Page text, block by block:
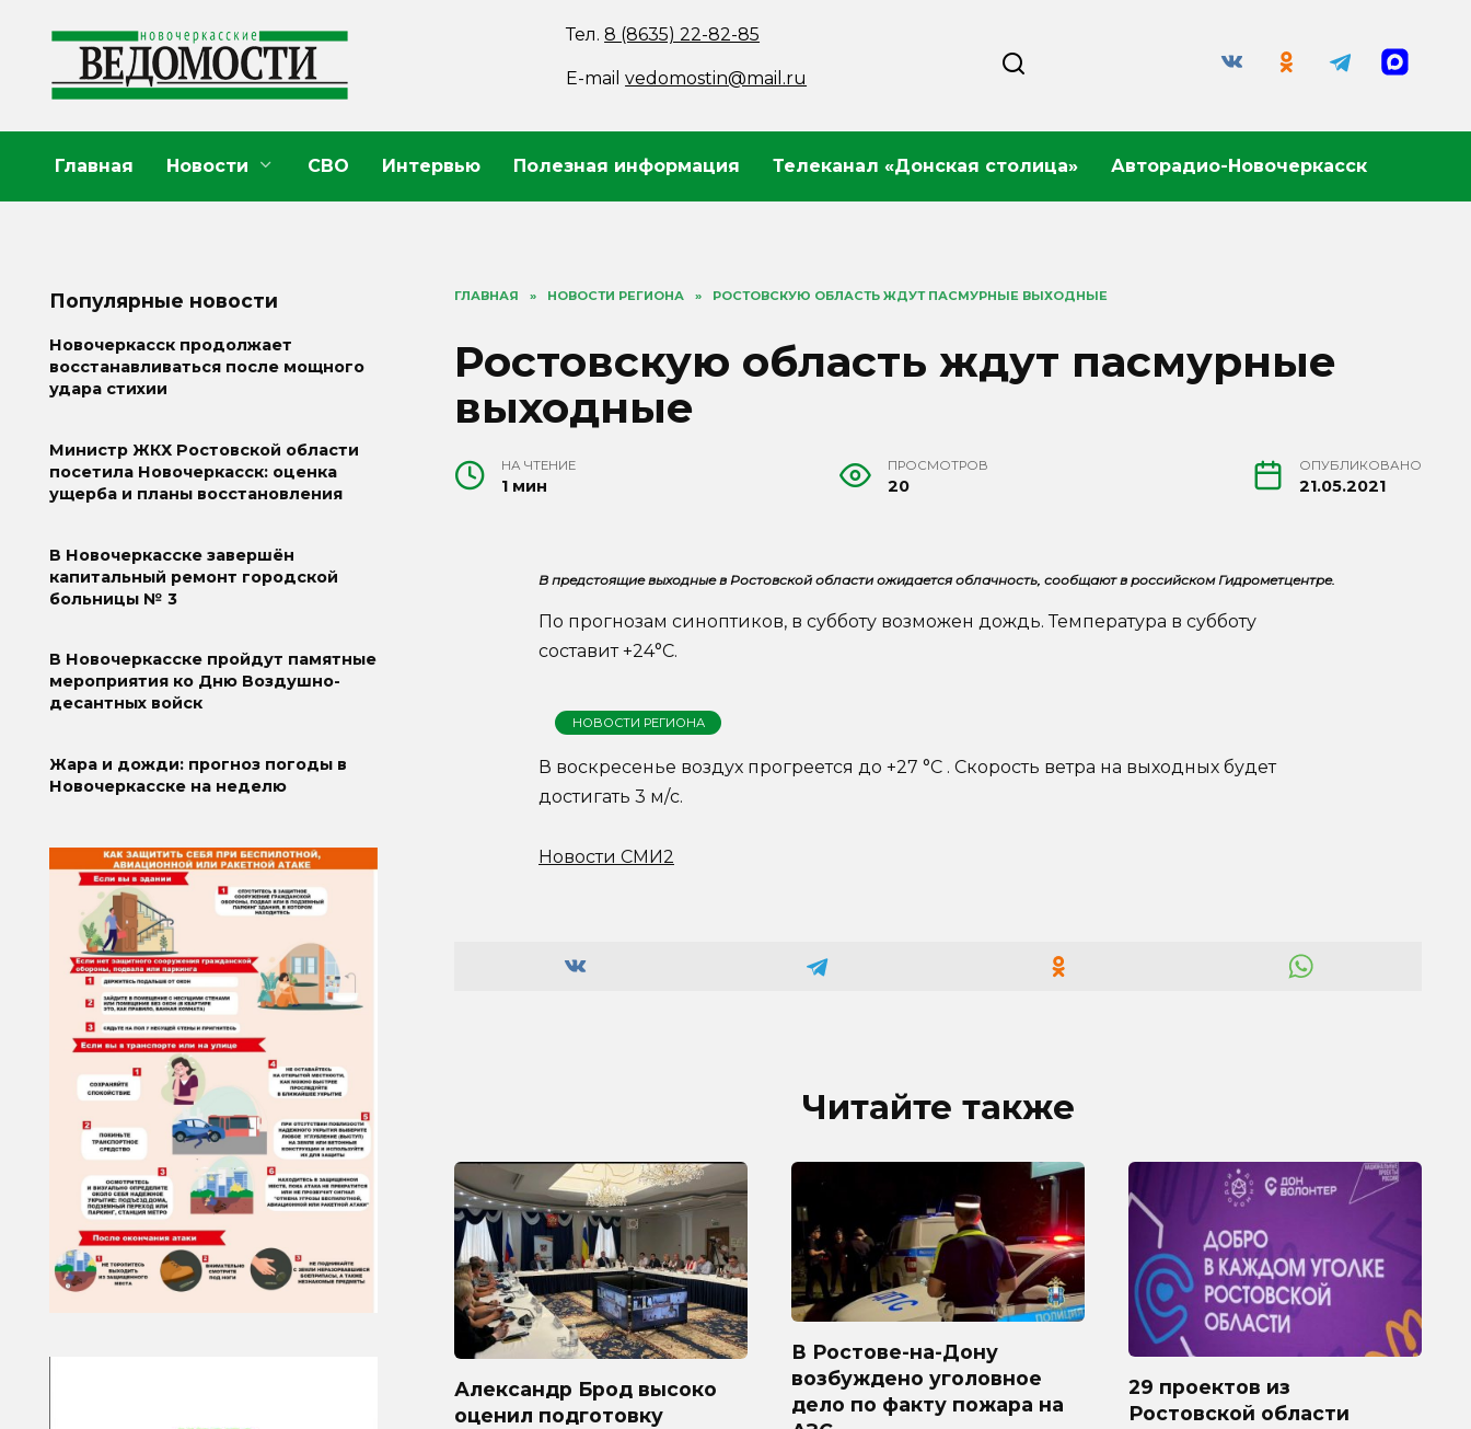
содержанию
Тел.8 (8635) 22-82-85
E-mailvedomostin@mail.ru
Главная Новости СВО Интервью Полезная информация Телеканал «Донская столица» Авторадио-Новочеркасск
ГЛАВНАЯ » НОВОСТИ РЕГИОНА » РОСТОВСКУЮ ОБЛАСТЬ ЖДУТ ПАСМУРНЫЕ ВЫХОДНЫЕ
Ростовскую область ждут пасмурные
выходные
НА ЧТЕНИЕ
1 мин
ПРОСМОТРОВ
20
ОПУБЛИКОВАНО
21.05.2021
В предстоящие выходные в Ростовской области ожидается облачность, сообщают в российском Гидрометцентре.
По прогнозам синоптиков, в субботу возможен дождь. Температура в субботу
составит +24°C.
НОВОСТИ РЕГИОНА
В воскресенье воздух прогреется до +27 °C . Скорость ветра на выходных будет
достигать 3 м/с.
Новости СМИ2
Читайте также
Александр Брод высоко
оценил подготовку
В Ростове-на-Дону
возбуждено уголовное
дело по факту пожара на
29 проектов из
Ростовской области
Популярные новости
Новочеркасск продолжает
восстанавливаться после мощного
удара стихии
Министр ЖКХ Ростовской области
посетила Новочеркасск: оценка
ущерба и планы восстановления
В Новочеркасске завершён
капитальный ремонт городской
больницы № 3
В Новочеркасске пройдут памятные
мероприятия ко Дню Воздушно-
десантных войск
Жара и дожди: прогноз погоды в
Новочеркасске на неделю